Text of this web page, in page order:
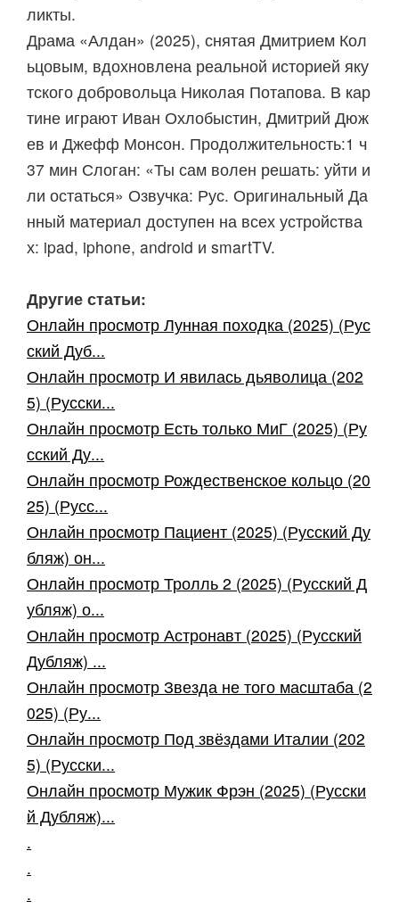
ликты.
Драма «Алдан» (2025), снятая Дмитрием Кол
ьцовым, вдохновлена реальной историей яку
тского добровольца Николая Потапова. В кар
тине играют Иван Охлобыстин, Дмитрий Дюж
ев и Джефф Монсон. Продолжительность:1 ч
37 мин Слоган: «Ты сам волен решать: уйти и
ли остаться» Озвучка: Рус. Оригинальный Да
нный материал доступен на всех устройства
х: ipad, iphone, android и smartTV.
Другие статьи:
Онлайн просмотр Лунная походка (2025) (Рус
ский Дуб...
Онлайн просмотр И явилась дьяволица (202
5) (Русски...
Онлайн просмотр Есть только МиГ (2025) (Ру
сский Ду...
Онлайн просмотр Рождественское кольцо (20
25) (Русс...
Онлайн просмотр Пациент (2025) (Русский Ду
бляж) он...
Онлайн просмотр Тролль 2 (2025) (Русский Д
убляж) о...
Онлайн просмотр Астронавт (2025) (Русский
Дубляж) ...
Онлайн просмотр Звезда не того масштаба (2
025) (Ру...
Онлайн просмотр Под звёздами Италии (202
5) (Русски...
Онлайн просмотр Мужик Фрэн (2025) (Русски
й Дубляж)...
.
.
.